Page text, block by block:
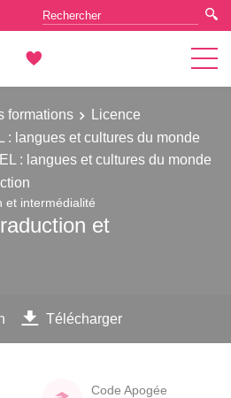
formations
Licence
: langues et cultures du monde
: langues et cultures du monde
et intermédialité
et
Télécharger
Code Apogée